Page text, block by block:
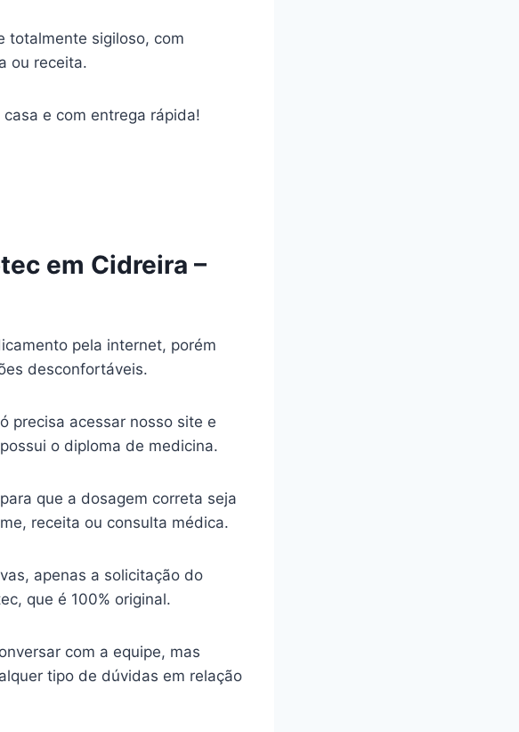
totalmente sigiloso, com
ou receita.
e com entrega rápida!
em Cidreira –
pela internet, porém
desconfortáveis.
precisa acessar nosso site e
o diploma de medicina.
que a dosagem correta seja
receita ou consulta médica.
apenas a solicitação do
que é 100% original.
com a equipe, mas
tipo de dúvidas em relação